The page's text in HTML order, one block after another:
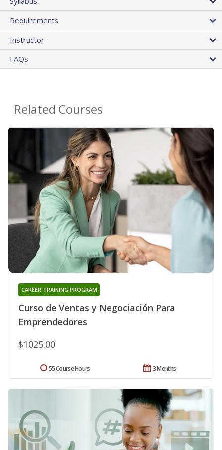
Requirements
Instructor
FAQs
Related Courses
Curso de Ventas y Negociación Para
Emprendedores
CAREER TRAINING PROGRAM
$1025.00
3 Months
55 Course Hours